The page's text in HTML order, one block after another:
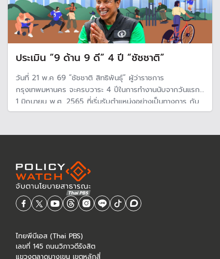
ประเมิน “9 ด้าน 9 ดี” 4 ปี “ชัชชาติ”
วันที่ 21 พ.ค 69 “ชัชชาติ สิทธิพันธ์ุ” ผู้ว่าราชการ
กรุงเทพมหานคร จะครบวาระ 4 ปีในการทำงานนับจากวันแรก
1 มิถุนายน พ.ศ. 2565 ที่เริ่มรับตำแหน่งอย่างเป็นทางการ กับ
นโยบายเส้นเลือดฝอย 9 ด้าน 9 ดี ผ่าน 244 โครงการ ที่ล่าสุด
ไทยพีบีเอส (Thai PBS)
เลขที่ 145 ถนนวิภาวดีรังสิต